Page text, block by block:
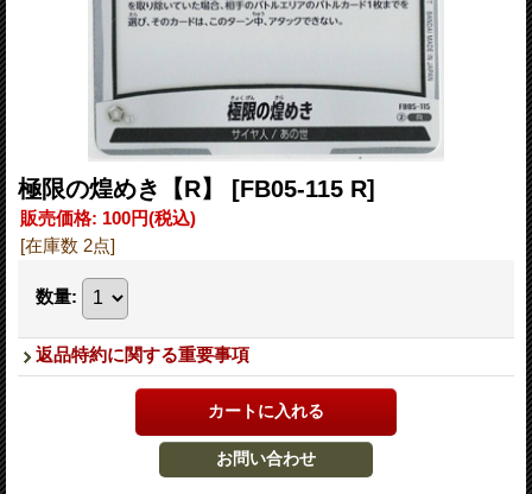
極限の煌めき【R】 [FB05-115 R]
販売価格: 100円(税込)
[在庫数 2点]
数量:
返品特約に関する重要事項